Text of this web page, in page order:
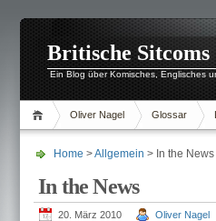
Britische Sitcoms
Ein Blog über Komisches, Englisches
Oliver Nagel Glossar
Home >Allgemein > In the News
In the News
20. März 2010 Oliver Nagel